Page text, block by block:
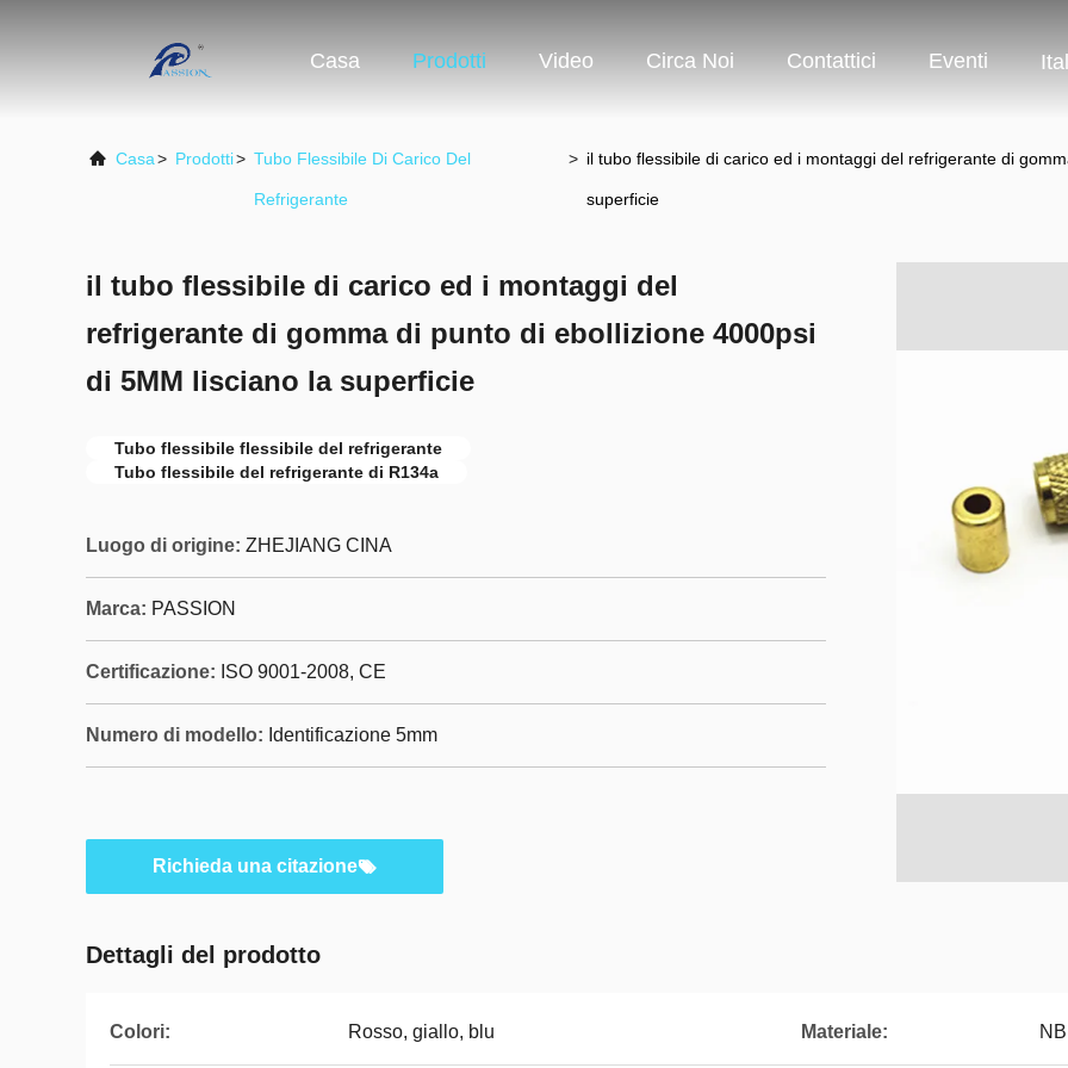
Casa Prodotti Video Circa Noi Contattici Eventi
Casa> Prodotti> Tubo Flessibile Di Carico Del
Refrigerante
> il tubo flessibile di carico ed i montaggi del refrigerante di
superficie
il tubo flessibile di carico ed i montaggi del
refrigerante di gomma di punto di ebollizione 4000psi
di 5MM lisciano la superficie
Tubo flessibile flessibile del refrigerante
Tubo flessibile del refrigerante di R134a
Luogo di origine: ZHEJIANG CINA
Marca: PASSION
Certificazione: ISO 9001-2008, CE
Numero di modello: Identificazione 5mm
Richieda una citazione
Dettagli del prodotto
Colori: Rosso, giallo, blu Materiale: